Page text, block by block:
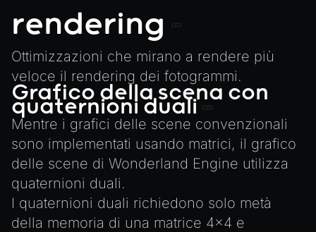
rendering
Ottimizzazioni che mirano a rendere più
veloce il rendering dei fotogrammi.
Grafico della scena con
quaternioni duali
Mentre i grafici delle scene convenzionali
sono implementati usando matrici, il grafico
delle scene di Wonderland Engine utilizza
quaternioni duali.
I quaternioni duali richiedono solo metà
della memoria di una matrice 4x4 e
TextComponent
ViewComponent
RESOURCES
Animation
AnimationGraph
AnimationGraphManager
AttributeAccessor
AudioClip
Environment
Font
Streaming .bin files at Runtime
Writing Components in Typescript
Writing JavaScript Libraries